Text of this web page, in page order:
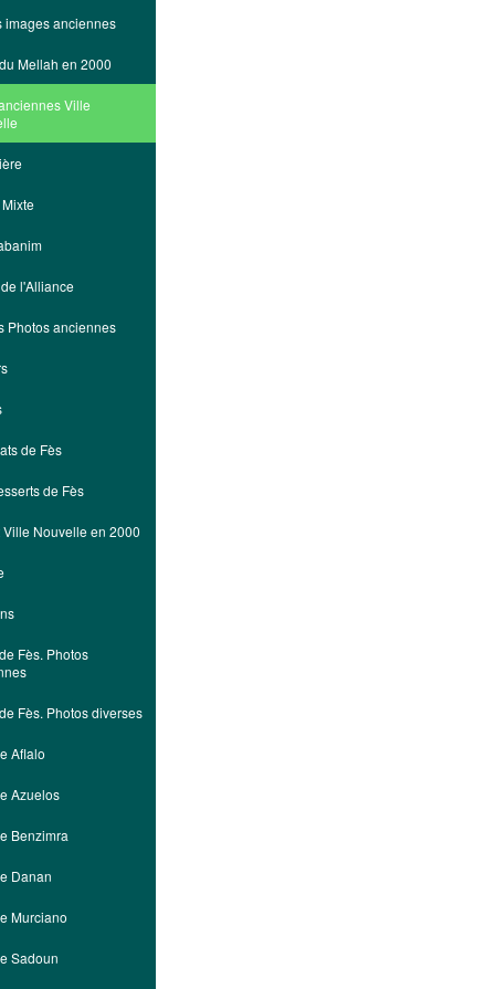
images anciennes
Mellah en 2000
Ville
l'Alliance
Photos anciennes
de Fès
de Fès
Ville Nouvelle en 2000
Fès. Photos
Fès. Photos diverses
Aflalo
Azuelos
Benzimra
Danan
Murciano
Sadoun